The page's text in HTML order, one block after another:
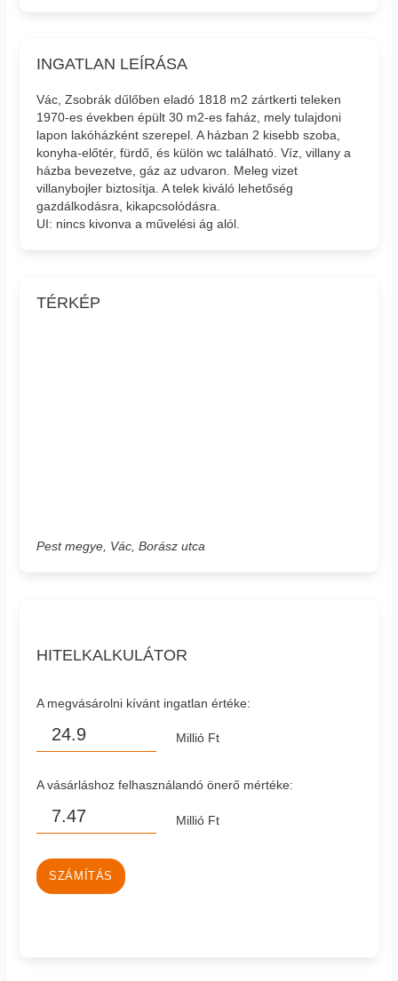
INGATLAN LEÍRÁSA
Vác, Zsobrák dűlőben eladó 1818 m2 zártkerti teleken
1970-es években épült 30 m2-es faház, mely tulajdoni
lapon lakóházként szerepel. A házban 2 kisebb szoba,
konyha-előtér, fürdő, és külön wc található. Víz, villany a
házba bevezetve, gáz az udvaron. Meleg vizet
villanybojler biztosítja. A telek kiváló lehetőség
gazdálkodásra, kikapcsolódásra.
UI: nincs kivonva a művelési ág alól.
TÉRKÉP
Pest megye, Vác, Borász utca
HITELKALKULÁTOR
A megvásárolni kívánt ingatlan értéke:
Millió Ft
A vásárláshoz felhasználandó önerő mértéke:
Millió Ft
SZÁMÍTÁS